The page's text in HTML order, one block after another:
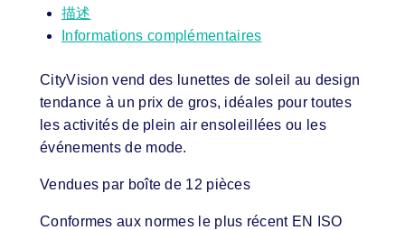
描述
Informations complémentaires
CityVision vend des lunettes de soleil au design
tendance à un prix de gros, idéales pour toutes
les activités de plein air ensoleillées ou les
événements de mode.
Vendues par boîte de 12 pièces
Conformes aux normes le plus récent EN ISO